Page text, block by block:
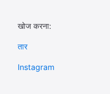
खोज करना:
तार
Instagram